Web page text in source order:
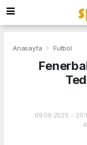
Anasayfa Futbol
09.09.2025 -